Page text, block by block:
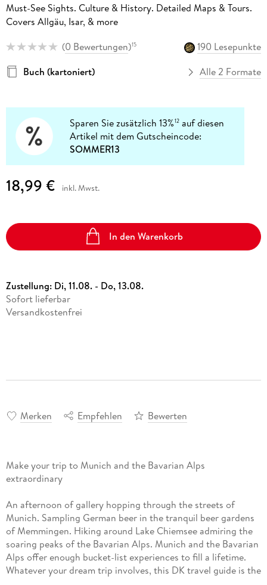
Must-See Sights. Culture & History. Detailed Maps & Tours.
Covers Allgäu, Isar, & more
(0 Bewertungen)15
190 Lesepunkte
Buch (kartoniert)
Alle 2 Formate
Sparen Sie zusätzlich 13%12 auf diesen
Artikel mit dem Gutscheincode:
SOMMER13
18,99 € inkl. Mwst.
In den Warenkorb
Zustellung: Di, 11.08. - Do, 13.08.
Sofort lieferbar
Versandkostenfrei
Merken Empfehlen Bewerten
Make your trip to Munich and the Bavarian Alps
extraordinary
An afternoon of gallery hopping through the streets of
Munich. Sampling German beer in the tranquil beer gardens
of Memmingen. Hiking around Lake Chiemsee admiring the
soaring peaks of the Bavarian Alps. Munich and the Bavarian
Alps offer enough bucket-list experiences to fill a lifetime.
Whatever your dream trip involves, this DK travel guide is the